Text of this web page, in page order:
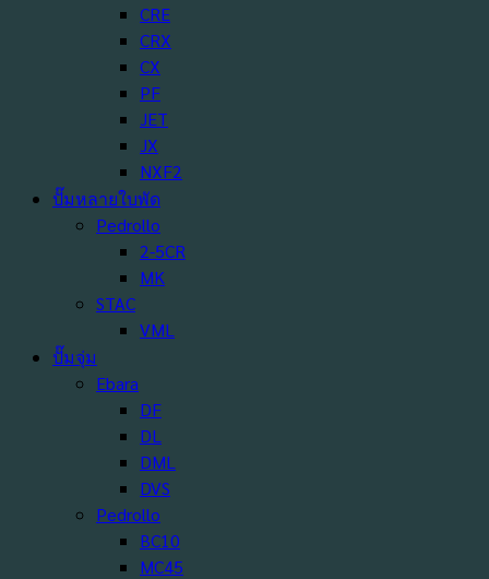
CRE
CRX
CX
PF
JET
JX
NXF2
ปั๊มหลายใบพัด
Pedrollo
2-5CR
MK
STAC
VML
ปั๊มจุ่ม
Ebara
DF
DL
DML
DVS
Pedrollo
BC10
MC45